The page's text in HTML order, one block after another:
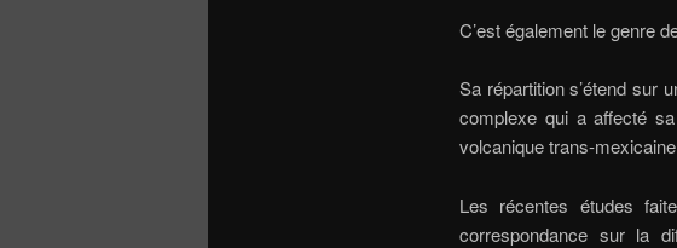
C’est également le genre
Sa répartition s’étend sur
complexe qui a affecté
volcanique trans-
Les récentes études
correspondance sur la